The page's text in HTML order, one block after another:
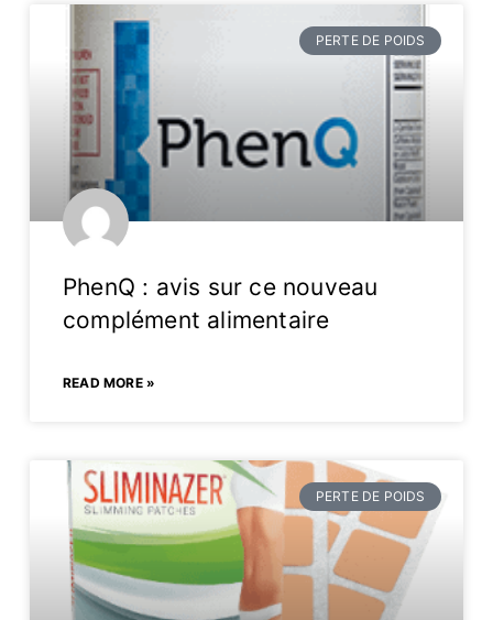
PERTE DE POIDS
PhenQ : avis sur ce nouveau
complément alimentaire
READ MORE »
PERTE DE POIDS